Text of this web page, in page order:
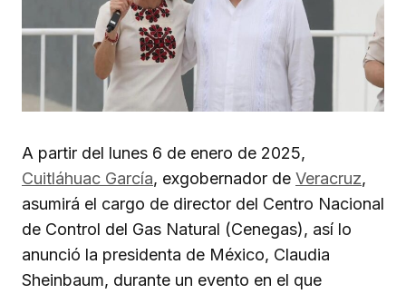
A partir del lunes 6 de enero de 2025,
Cuitláhuac García, exgobernador de Veracruz,
asumirá el cargo de director del Centro Nacional
de Control del Gas Natural (Cenegas), así lo
anunció la presidenta de México, Claudia
Sheinbaum, durante un evento en el que